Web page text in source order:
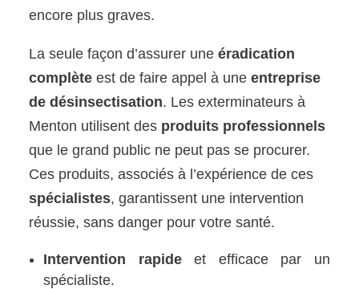
encore plus graves.
La seule façon d’assurer uneéradication
complète est de faire appel à uneentreprise
de désinsectisation. Les exterminateurs à
Menton utilisent des produits professionnels
que le grand public ne peut pas se procurer.
Ces produits, associés à l’expérience de ces
spécialistes, garantissent une intervention
réussie, sans danger pour votre santé.
Intervention rapideet efficace par un
spécialiste.